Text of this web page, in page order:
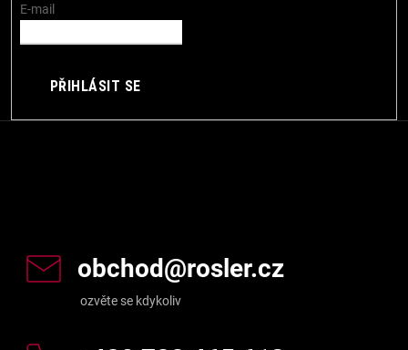
E-mail
PŘIHLÁSIT SE
obchod@rosler.cz